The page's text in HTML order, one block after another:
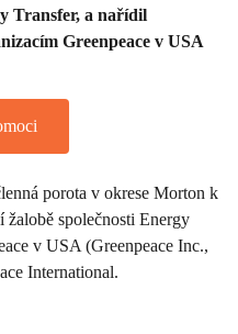
Transfer, a nařídil
Greenpeace v USA
porota v okrese Morton k
společnosti Energy
v USA (Greenpeace Inc.,
International.